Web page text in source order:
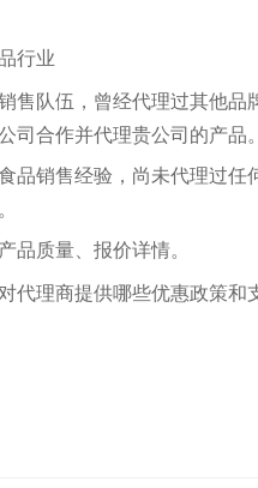
行业
售队伍，曾经代理过其他品
司合作并代理贵公司的产品。
品销售经验，尚未代理过任
品质量、报价详情。
代理商提供哪些优惠政策和